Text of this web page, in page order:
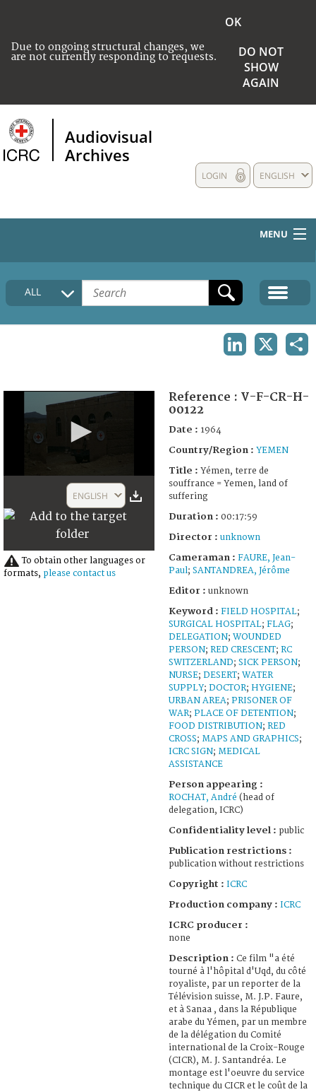
Due to ongoing structural changes, we
are not currently responding to requests.
OK
DO NOT
SHOW
AGAIN
Audiovisual
Archives
ENGLISH
LOGIN
MENU
HOME
COLLECTIONS DESCRIPTION
ALL
18
seconds
ENGLISH
To obtain other languages or
formats, please contact us
Reference : V-F-CR-H-
00122
Date : 1964
Country/Region : YEMEN
Title : Yémen, terre de
souffrance = Yemen, land of
suffering
Duration : 00:17:59
Director : unknown
Cameraman : FAURE, Jean-
Paul; SANTANDREA, Jérôme
Editor : unknown
Keyword : FIELD HOSPITAL;
SURGICAL HOSPITAL; FLAG;
DELEGATION; WOUNDED
PERSON; RED CRESCENT; RC
SWITZERLAND; SICK PERSON;
NURSE; DESERT; WATER
SUPPLY; DOCTOR; HYGIENE;
URBAN AREA; PRISONER OF
WAR; PLACE OF DETENTION;
FOOD DISTRIBUTION; RED
CROSS; MAPS AND GRAPHICS;
ICRC SIGN; MEDICAL
ASSISTANCE
Person appearing :
ROCHAT, André (head of
delegation, ICRC)
Confidentiality level : public
Publication restrictions :
publication without restrictions
Copyright : ICRC
Production company : ICRC
ICRC producer :
none
Description : Ce film "a été
tourné à l'hôpital d'Uqd, du côté
royaliste, par un reporter de la
Télévision suisse, M. J.P. Faure,
et à Sanaa , dans la République
arabe du Yémen, par un membre
de la délégation du Comité
international de la Croix-Rouge
(CICR), M. J. Santandréa. Le
montage est l'oeuvre du service
technique du CICR et le coût de la